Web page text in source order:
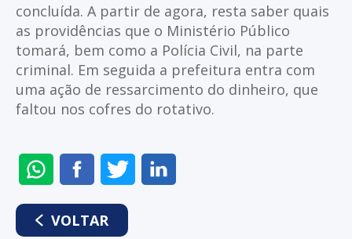
concluída. A partir de agora, resta saber quais
as providências que o Ministério Público
tomará, bem como a Polícia Civil, na parte
criminal. Em seguida a prefeitura entra com
uma ação de ressarcimento do dinheiro, que
faltou nos cofres do rotativo.
ENVIAR
NO
WHATSAPP
COMPARTILHAR
NO
FACEBOOK
COMPARTILHAR
NO
VOLTAR